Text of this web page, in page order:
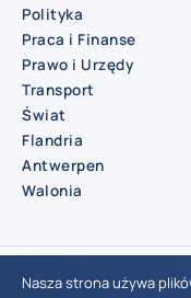
Polityka
Praca i Finanse
Prawo i Urzędy
Transport
Świat
Flandria
Antwerpen
Walonia
©
Nasza strona używa